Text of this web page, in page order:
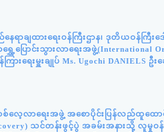
ာချထားရေးဝန်ကြီးဌာန၊ ဒုတိယဝန်ကြီး
ပြောင်းသွားလာရေးအဖွဲ့(International
ားရေးမှူးချုပ် Ms. Ugochi
စ်လေ့လာရေးအဖွဲ့ အစောပိုင်းပြန်လည်ထူထော
သင်တန်းဖွင့်ပွဲ အခမ်းအနားသို့ လူ